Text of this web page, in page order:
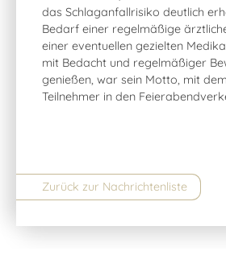
das Schlaganfallrisiko deutlich
Bedarf einer regelmäßige
einer eventuellen gezielten
mit Bedacht und regelmäßiger
genießen, war sein Motto, mit
Teilnehmer in den
Zurück zur Nachrichtenliste